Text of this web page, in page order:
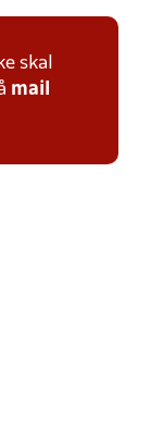
skal
mail